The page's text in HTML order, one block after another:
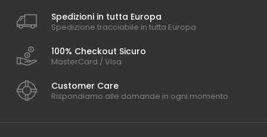
Spedizioni in tutta Europa
Spedizione tracciabile in tutta Europa
100% Checkout Sicuro
MasterCard / Visa
Customer Care
Rispondiamo alle domande in ogni momento